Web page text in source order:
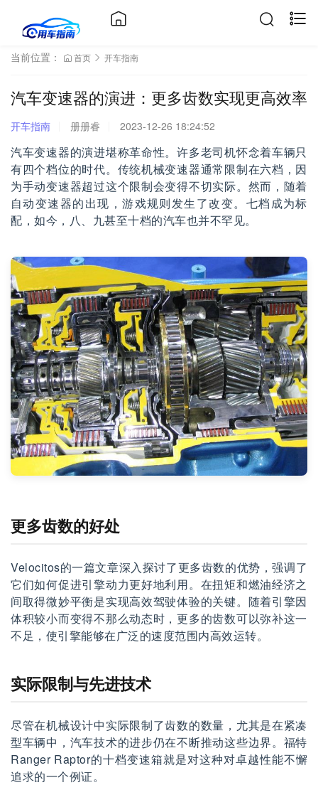
当前位置： 首页 开车指南
汽车变速器的演进：更多齿数实现更高效率
开车指南 册册睿 2023-12-26 18:24:52
汽车变速器的演进堪称革命性。许多老司机怀念着车辆只
有四个档位的时代。传统机械变速器通常限制在六档，因
为手动变速器超过这个限制会变得不切实际。然而，随着
自动变速器的出现，游戏规则发生了改变。七档成为标
配，如今，八、九甚至十档的汽车也并不罕见。
更多齿数的好处
Velocitos的一篇文章深入探讨了更多齿数的优势，强调了
它们如何促进引擎动力更好地利用。在扭矩和燃油经济之
间取得微妙平衡是实现高效驾驶体验的关键。随着引擎因
体积较小而变得不那么动态时，更多的齿数可以弥补这一
不足，使引擎能够在广泛的速度范围内高效运转。
实际限制与先进技术
尽管在机械设计中实际限制了齿数的数量，尤其是在紧凑
型车辆中，汽车技术的进步仍在不断推动这些边界。福特
Ranger Raptor的十档变速箱就是对这种对卓越性能不懈
追求的一个例证。